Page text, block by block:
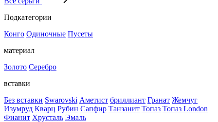
Подкатегории
Конго Одиночные Пусеты
материал
Золото Серебро
вставки
Без вставки Swarovski Аметист бриллиант Гранат Жемчуг
Изумруд Кварц Рубин Сапфир Танзанит Топаз Топаз London
Фианит Хрусталь Эмаль